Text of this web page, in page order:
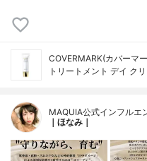
COVERMARK(カバーマ
トリートメント デイ ク
MAQUIA公式インフルエ
｜ほなみ｜